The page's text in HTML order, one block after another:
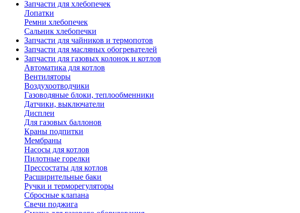
Запчасти для хлебопечек
Лопатки
Ремни хлебопечек
Сальник хлебопечки
Запчасти для чайников и термопотов
Запчасти для масляных обогревателей
Запчасти для газовых колонок и котлов
Автоматика для котлов
Вентиляторы
Воздухоотводчики
Газоводяные блоки, теплообменники
Датчики, выключатели
Дисплеи
Для газовых баллонов
Краны подпитки
Мембраны
Насосы для котлов
Пилотные горелки
Прессостаты для котлов
Расширительные баки
Ручки и терморегуляторы
Сбросные клапана
Свечи поджига